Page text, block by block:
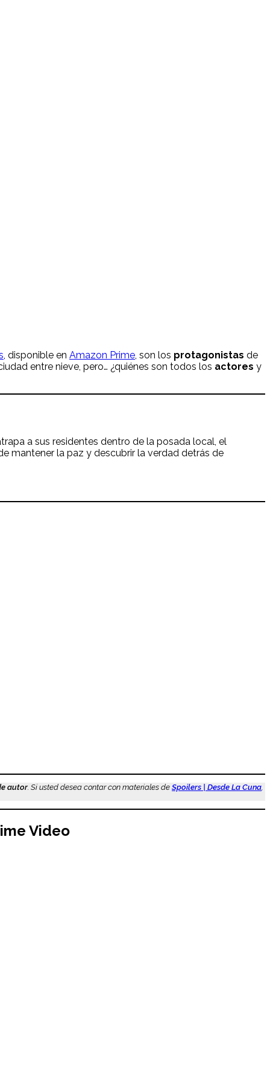
, disponible en Amazon Prime , son los protagonistas de
entre nieve, pero… ¿quiénes son todos los actores y
a sus residentes dentro de la posada local, el
mantener la paz y descubrir la verdad detrás de
autor. Si usted desea contar con materiales de Spoilers | Desde La Cuna,
Video